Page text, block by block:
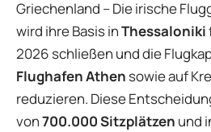
Griechenland – Die irische
wird ihre Basis inThessaloniki
2026 schließen und die
Flughafen Athen sowie auf
reduzieren. Diese
von700.000 Sitzplätzen und